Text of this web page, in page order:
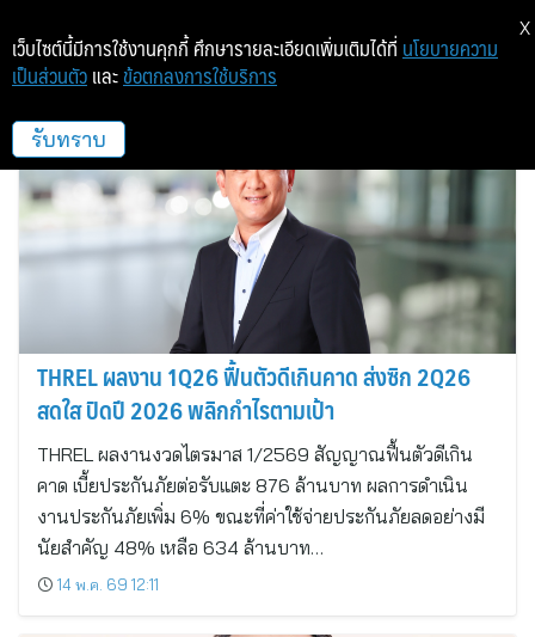
THRE
THREL ผลงาน 1Q26 ฟื้นตัวดีเกินคาด ส่งซิก 2Q26
สดใส ปิดปี 2026 พลิกกำไรตามเป้า
THREL ผลงานงวดไตรมาส 1/2569 สัญญาณฟื้นตัวดีเกิน
คาด เบี้ยประกันภัยต่อรับแตะ 876 ล้านบาท ผลการดำเนิน
งานประกันภัยเพิ่ม 6% ขณะที่ค่าใช้จ่ายประกันภัยลดอย่างมี
นัยสำคัญ 48% เหลือ 634 ล้านบาท…
14 พ.ค. 69 12:11
เว็บไซต์นี้มีการใช้งานคุกกี้ ศึกษารายละเอียดเพิ่มเติมได้ที่ นโยบายความ
เป็นส่วนตัว และ ข้อตกลงการใช้บริการ
รับทราบ
X